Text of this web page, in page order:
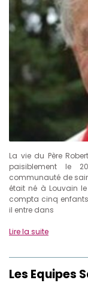
La vie du Père
paisiblement le
communauté de
était né à Louvain
compta cinq
il entre dans
Lire la suite
Les Equipes